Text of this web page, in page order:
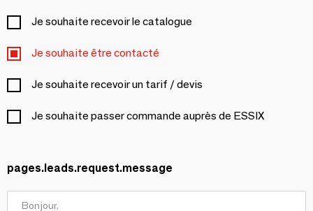
Je souhaite recevoir le catalogue
Je souhaite être contacté
Je souhaite recevoir un tarif / devis
Je souhaite passer commande auprès de ESSIX
pages.leads.request.message